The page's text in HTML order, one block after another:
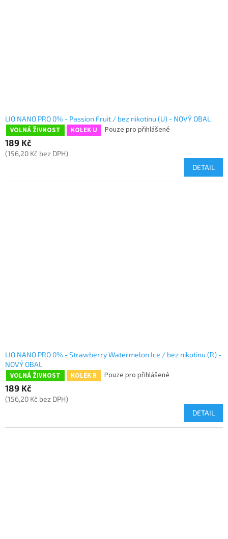
LIO NANO PRO 0% - Passion Fruit / bez nikotinu (U) - NOVÝ OBAL
VOLNÁ ŽIVNOST KOLEK U
Pouze pro přihlášené
189 Kč
(156,20 Kč bez DPH)
DETAIL
LIO NANO PRO 0% - Strawberry Watermelon Ice / bez nikotinu (R) -
NOVÝ OBAL
VOLNÁ ŽIVNOST KOLEK R
Pouze pro přihlášené
189 Kč
(156,20 Kč bez DPH)
DETAIL